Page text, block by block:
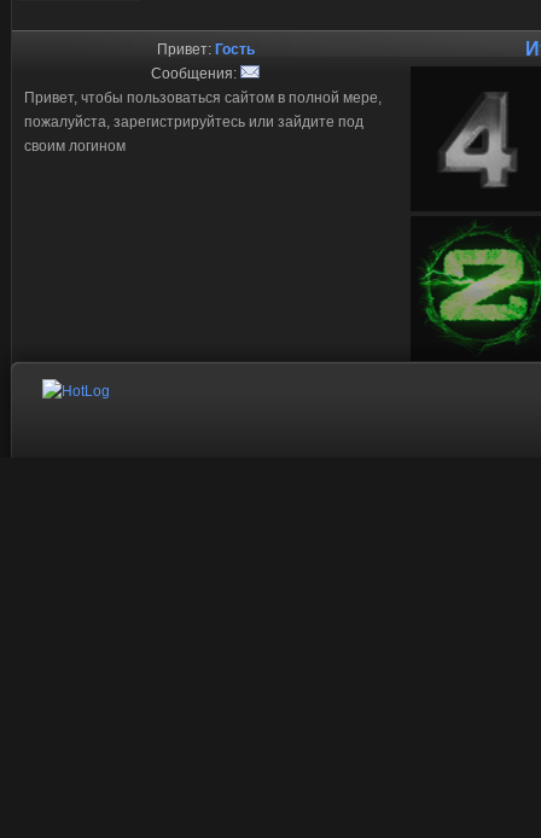
Привет: Гость
Сообщения:
Привет, чтобы пользоваться сайтом в полной мере,
пожалуйста, зарегистрируйтесь или зайдите под
своим логином